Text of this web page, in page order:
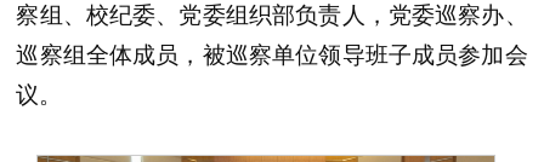
察组、校纪委、党委组织部负责人，党委巡察办、
巡察组全体成员，被巡察单位领导班子成员参加会
议。